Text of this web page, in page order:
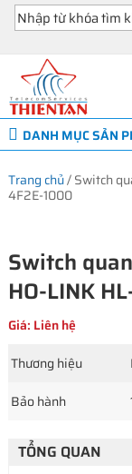
DANH MỤC SẢN
Trang chủ/Switch
4F2E-1000
Switch
HO-LINK
Giá: Liên hệ
Thương hiệu
Bảo hành
TỔNG QUAN